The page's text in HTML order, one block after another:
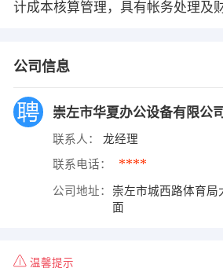
计成本核算管理，具有帐务处理及
公司信息
崇左市华夏办公设备有限公司
联系人： 龙经理
联系电话： ****
公司地址：
崇左市城西路体育局
面
温馨提示